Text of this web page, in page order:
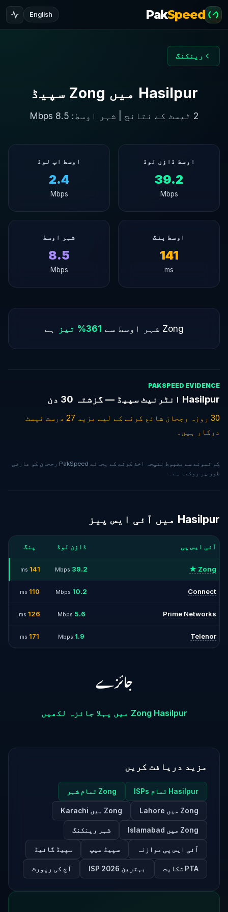
PakSpeed
English
رینکنگ
Hasilpur میں Zong سپیڈ
2 ٹیسٹ کے نتائج | شہر اوسط: 8.5 Mbps
اوسط ڈاؤن لوڈ
39.2
Mbps
اوسط اپ لوڈ
2.4
Mbps
اوسط پنگ
141
ms
شہر اوسط
8.5
Mbps
Zong شہر اوسط سے 361% تیز ہے
PAKSPEED EVIDENCE
Hasilpur انٹرنیٹ سپیڈ — گزشتہ 30 دن
30 روزہ رجحان شائع کرنے کے لیے مزید 27 درست ٹیسٹ
درکار ہیں۔
کم نمونے سے مضبوط نتیجہ اخذ کرنے کے بجائے PakSpeed رجحان کو عارضی
طور پر روکتا ہے۔
Hasilpur میں آئی ایس پیز
آئی ایس پی ڈاؤن لوڈ پنگ
Zong ★
39.2
Mbps
141
ms
Connect
10.2
Mbps
110
ms
Prime Networks
5.6
Mbps
126
ms
Telenor
1.9
Mbps
171
ms
جائزے
Zong Hasilpur میں پہلا جائزہ لکھیں
مزید دریافت کریں
Hasilpur تمام ISPs Zong تمام شہر
Zong میں Lahore Zong میں Karachi
Zong میں Islamabad شہر رینکنگ
آئی ایس پی موازنہ سپیڈ میپ سپیڈ گائیڈ
PTA شکایت بہترین ISP 2026 آج کی رپورٹ